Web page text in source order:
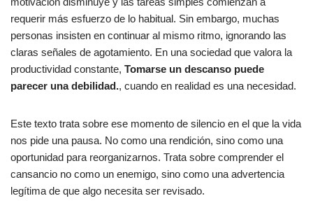
requerir más esfuerzo de lo habitual. Sin embargo, muchas
personas insisten en continuar al mismo ritmo, ignorando las
claras señales de agotamiento. En una sociedad que valora la
productividad constante, Tomarse un descanso puede
parecer una debilidad., cuando en realidad es una necesidad.
Este texto trata sobre ese momento de silencio en el que la vida
nos pide una pausa. No como una rendición, sino como una
oportunidad para reorganizarnos. Trata sobre comprender el
cansancio no como un enemigo, sino como una advertencia
legítima de que algo necesita ser revisado.